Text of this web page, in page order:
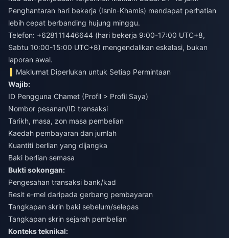
Penghantaran hari bekerja (Isnin-Khamis) mendapat perhatian
lebih cepat berbanding hujung minggu.
Telefon: +628111446644 (hari bekerja 9:00-17:00 UTC+8,
Sabtu 10:00-15:00 UTC+8) mengendalikan eskalasi, bukan
laporan awal.
Maklumat Diperlukan untuk Setiap Permintaan
Wajib:
ID Pengguna Chamet (Profil > Profil Saya)
Nombor pesanan/ID transaksi
Tarikh, masa, zon masa pembelian
Kaedah pembayaran dan jumlah
Kuantiti berlian yang dijangka
Baki berlian semasa
Bukti sokongan:
Pengesahan transaksi bank/kad
Resit e-mel daripada gerbang pembayaran
Tangkapan skrin baki sebelum/selepas
Tangkapan skrin sejarah pembelian
Konteks teknikal: